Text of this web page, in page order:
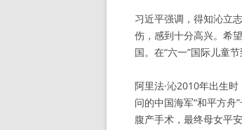
习近平强调，得知沁立
伤，感到十分高兴。希
国。在“六一”国际儿童
阿里法·沁2010年出生
问的中国海军“和平方
腹产手术，最终母女平